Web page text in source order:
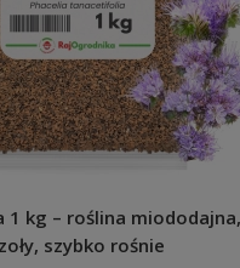
1 kg – roślina miododajna,
szybko rośnie